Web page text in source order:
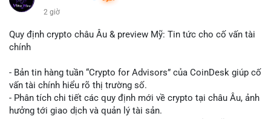
#vlikevn #titanbot
📰 Nguồn: Cointelegraph
2 giờ
Quy định crypto châu Âu & preview Mỹ: Tin tức cho cố vấn tài
chính
- Bản tin hàng tuần “Crypto for Advisors” của CoinDesk giúp cố
vấn tài chính hiểu rõ thị trường số.
- Phân tích chi tiết các quy định mới về crypto tại châu Âu, ảnh
hưởng tới giao dịch và quản lý tài sản.